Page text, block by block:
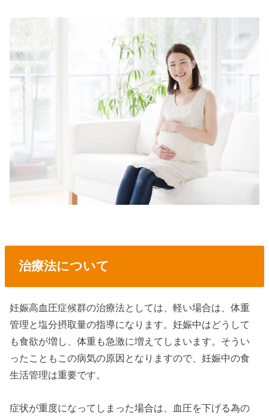
治療法について
妊娠高血圧症候群の治療法としては、軽い場合は、体重
管理と塩分摂取量の指導になります。妊娠中はどうして
も食欲が増し、体重も急激に増えてしまいます。そうい
ったこともこの病気の原因となりますので、妊娠中の食
生活管理は重要です。
症状が重度になってしまった場合は、血圧を下げる為の